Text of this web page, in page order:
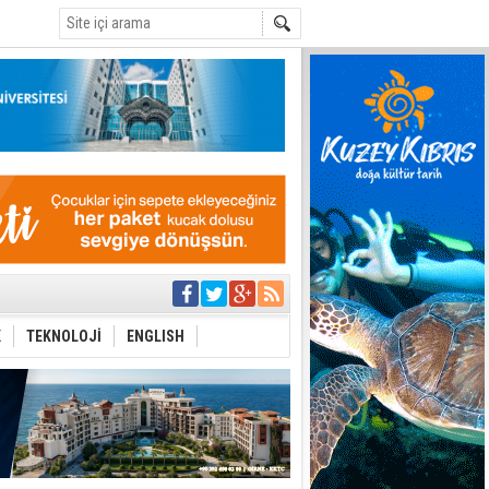
yer sis olacak
olur
bu
ara
TEKNOLOJİ ENGLISH